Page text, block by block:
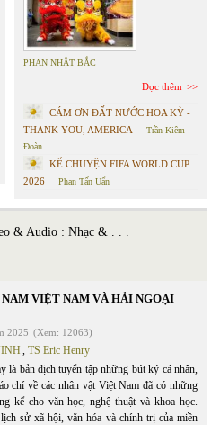
PHAN NHẬT BẮC
Đọc thêm
CÁM ƠN ĐẤT NƯỚC HOA KỲ -
THANK YOU, AMERICA
Trần Kiêm
Đoàn
KỂ CHUYỆN FIFA WORLD CUP
2026
Phan Tấn Uẩn
& Audio : Nhạc & . . .
VIỆT NAM VÀ HẢI NGOẠI
2025 (Xem: 12063)
, TS Eric Henry
là bản dịch tuyển tập những bút ký cá nhân,
chí về các nhân vật Việt Nam đã có những
kể cho văn học, nghệ thuật và khoa học.
sử xã hội, văn hóa và chính trị của miền